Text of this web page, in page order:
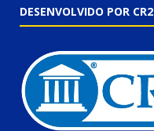
DESENVOLVIDO POR CR2